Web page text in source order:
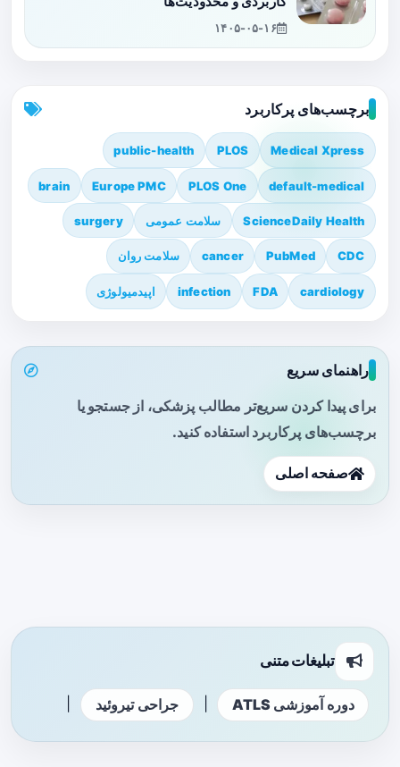
۱۴۰۵-۰۵-۱۶
برچسب‌های پرکاربرد
Medical Xpress
PLOS
public-health
default-medical
PLOS One
Europe PMC
brain
ScienceDaily Health سلامت عمومی surgery
CDC
PubMed
cancer سلامت روان
cardiology
FDA
infection اپیدمیولوژی
راهنمای سریع
برای پیدا کردن سریع‌تر مطالب پزشکی، از جستجو یا
برچسب‌های پرکاربرد استفاده کنید.
صفحه اصلی
تبلیغات متنی
دوره آموزشی ATLS جراحی تیروئید